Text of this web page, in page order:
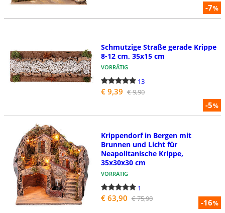
-7%
-5%
Schmutzige Straße gerade Krippe
8-12 cm, 35x15 cm
VORRÄTIG
13
€ 9,39 € 9,90
-16%
Krippendorf in Bergen mit
Brunnen und Licht für
Neapolitanische Krippe,
35x30x30 cm
VORRÄTIG
1
€ 63,90 € 75,90